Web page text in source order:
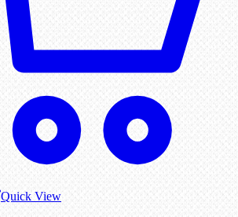
Quick View